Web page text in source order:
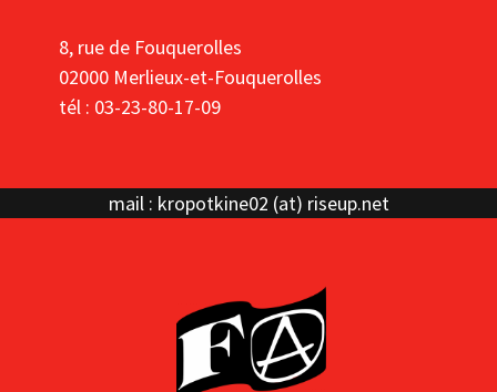
8, rue de Fouquerolles
02000 Merlieux-et-Fouquerolles
tél : 03-23-80-17-09
mail : kropotkine02 (at) riseup.net